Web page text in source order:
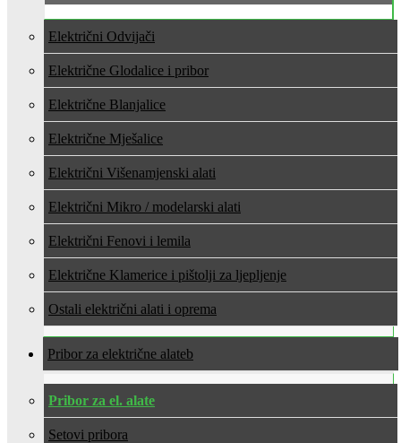
Električni Odvijači
Električne Glodalice i pribor
Električne Blanjalice
Električne Mješalice
Električni Višenamjenski alati
Električni Mikro / modelarski alati
Električni Fenovi i lemila
Električne Klamerice i pištolji za ljepljenje
Ostali električni alati i oprema
Pribor za električne alate
Pribor za el. alate
Setovi pribora